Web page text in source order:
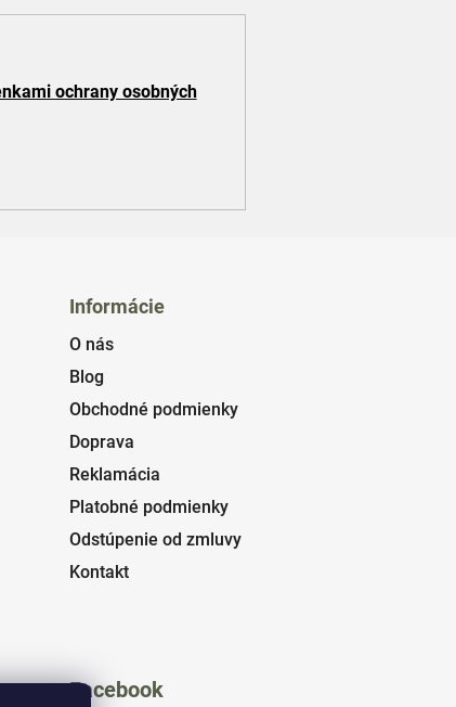
ochrany osobných
Informácie
O nás
Blog
Obchodné podmienky
Doprava
Reklamácia
Platobné podmienky
Odstúpenie od zmluvy
Kontakt
Facebook